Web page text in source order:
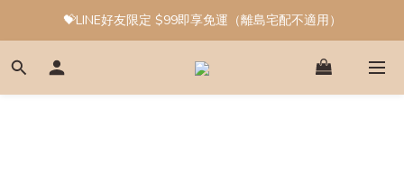
💝LINE好友限定 $99即享免運（離島宅配不適用）